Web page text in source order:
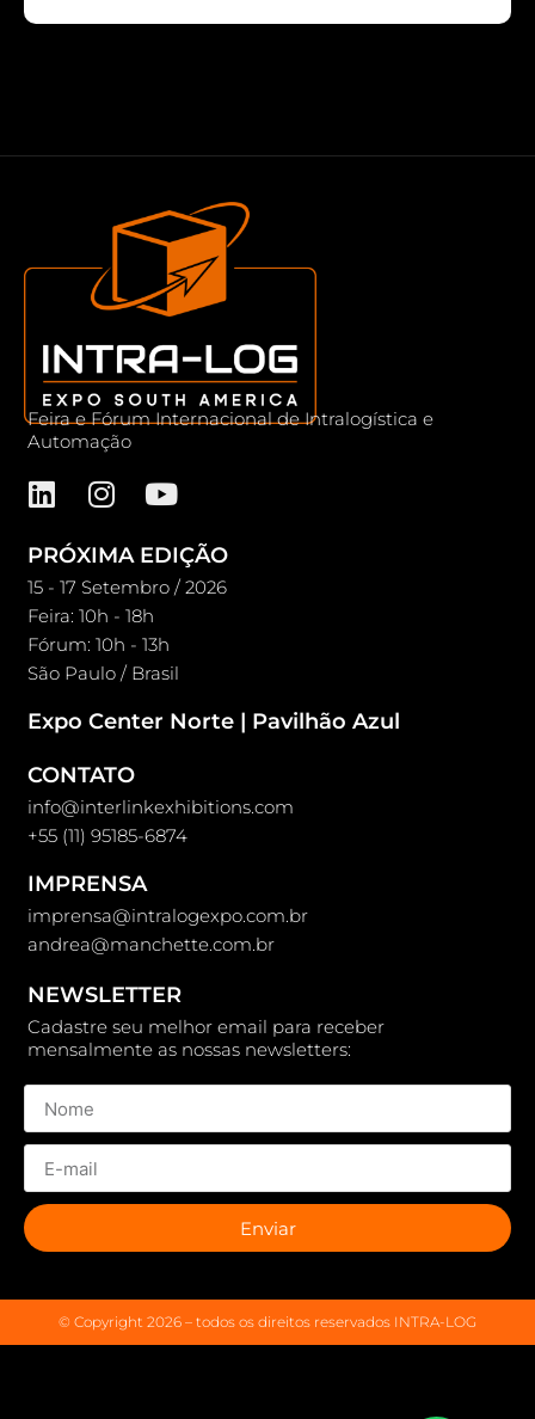
Feira e Fórum Internacional de Intralogística e
Automação
PRÓXIMA EDIÇÃO
15 - 17 Setembro / 2026
Feira: 10h - 18h
Fórum: 10h - 13h
São Paulo / Brasil
Expo Center Norte | Pavilhão Azul
CONTATO
info@interlinkexhibitions.com
+55 (11) 95185-6874
IMPRENSA
imprensa@intralogexpo.com.br
andrea@manchette.com.br
NEWSLETTER
Cadastre seu melhor email para receber
mensalmente as nossas newsletters:
Enviar
© Copyright 2026 – todos os direitos reservados INTRA-LOG